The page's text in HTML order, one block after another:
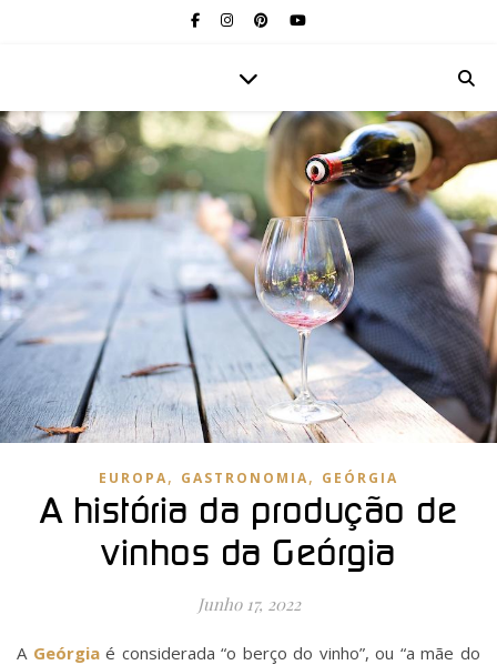
EUROPA, GASTRONOMIA, GEÓRGIA
A história da produção de
vinhos da Geórgia
Junho 17, 2022
Geórgiaé considerada “o berço do vinho”, ou “a mãe do